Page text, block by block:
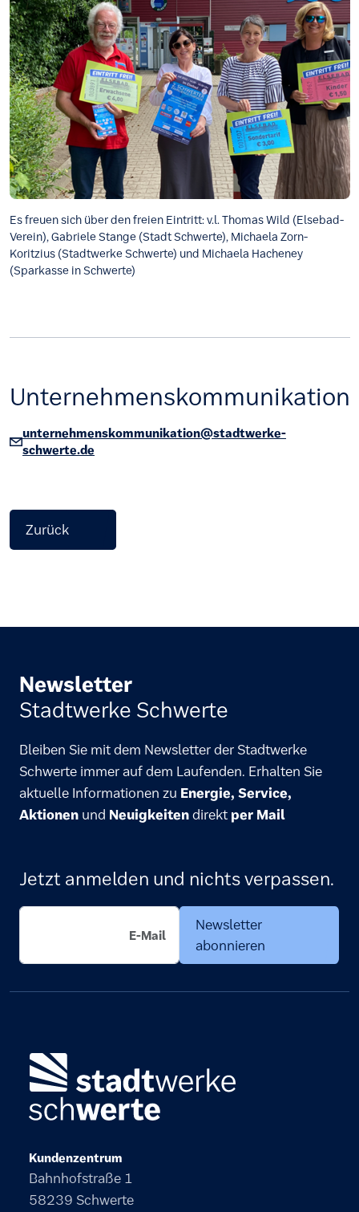
Es freuen sich über den freien Eintritt: v.l. Thomas Wild (Elsebad-
Verein), Gabriele Stange (Stadt Schwerte), Michaela Zorn-
Koritzius (Stadtwerke Schwerte) und Michaela Hacheney
(Sparkasse in Schwerte)
Unternehmenskommunikation
unternehmenskommunikation@stadtwerke-
schwerte.de
Zurück
Kundenzentrum
Bahnhofstraße 1
58239 Schwerte
Newsletter
Stadtwerke Schwerte
Bleiben Sie mit dem Newsletter der Stadtwerke
Schwerte immer auf dem Laufenden. Erhalten Sie
aktuelle Informationen zu Energie, Service,
Aktionen und Neuigkeitendirekt per Mail
Jetzt anmelden und nichts verpassen.
Newsletter
abonnieren